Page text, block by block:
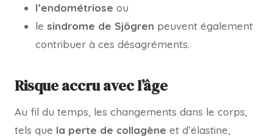
l’endométriose ou
le sindrome de Sjögren peuvent également
contribuer à ces désagréments.
Risque accru avec l’âge
Au fil du temps, les changements dans le corps,
tels que la perte de collagène et d’élastine,